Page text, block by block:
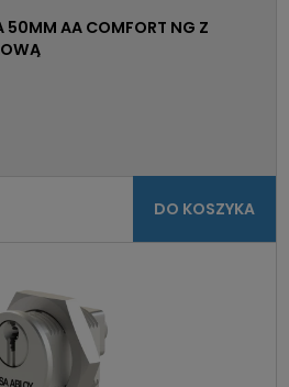
50MM AA COMFORT NG Z
DO KOSZYKA